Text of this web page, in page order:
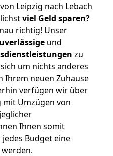
Leipzig nach Lebach
viel Geld sparen?
richtig! Unser
und
zu
um nichts anderes
Ihrem neuen Zuhause
verfügen wir über
Umzügen von
Ihnen somit
Budget eine